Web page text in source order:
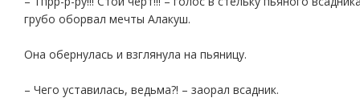
грубо оборвал мечты Алакуш.
Она обернулась и взглянула на пьяницу.
– Чего уставилась, ведьма?! – заорал всадник.